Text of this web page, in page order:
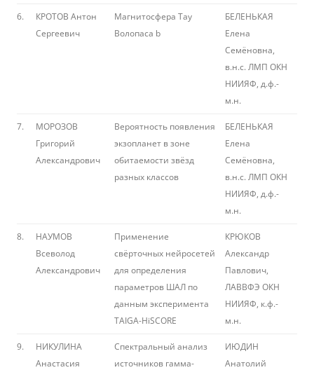
6.
КРОТОВ Антон
Сергеевич
Магнитосфера Тау
Волопаса b
БЕЛЕНЬКАЯ
Елена
Семёновна,
в.н.с. ЛМП ОКН
НИИЯФ, д.ф.-
м.н.
7.
МОРОЗОВ
Григорий
Александрович
Вероятность появления
экзопланет в зоне
обитаемости звёзд
разных классов
БЕЛЕНЬКАЯ
Елена
Семёновна,
в.н.с. ЛМП ОКН
НИИЯФ, д.ф.-
м.н.
8.
НАУМОВ
Всеволод
Александрович
Применение
свёрточных нейросетей
для определения
параметров ШАЛ по
данным эксперимента
TAIGA-HiSCORE
КРЮКОВ
Александр
Павлович,
ЛАВВФЭ ОКН
НИИЯФ, к.ф.-
м.н.
9.
НИКУЛИНА
Анастасия
Спектральный анализ
источников гамма-
ИЮДИН
Анатолий